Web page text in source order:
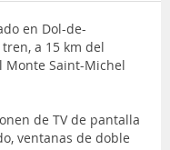
en Dol-de-
a 15 km del
Monte Saint-Michel
de TV de pantalla
ventanas de doble